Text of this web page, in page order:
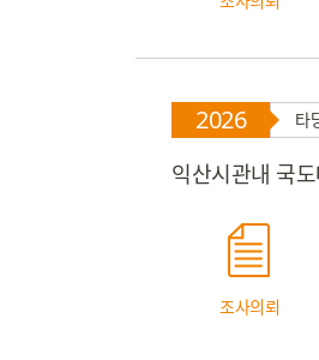
2026 타
익산시관내 국
조사의뢰